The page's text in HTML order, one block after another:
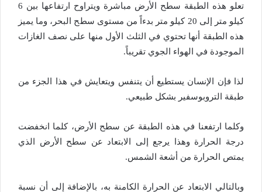
تعلو هذه الطبقة سطح الأرض مباشرة ويتراوح ارتفاعها بين 6
كيلو متر إلى 20 كيلو متر بدءاً من مستوى سطح البحر، وما يميز
هذه الطبقة أنها تحتوي في الثلث الأول منها على نصف الغازات
الموجودة في الهواء الجوي تقريباً.
لذا فإن الإنسان يستطيع أن يتنفس ويتعايش في هذا الجزء من
طبقة التروبوسفير بشكل طبيعي.
وكلما ارتفعنا في هذه الطبقة عن سطح الأرض، كلما انخفضت
درجة الحرارة وهذا يرجع إلى الابتعاد عن سطح الأرض الذي
يمتص الحرارة من أشعة الشمس.
وبالتالي الابتعاد عن الحرارة الكامنة به، بالإضافة إلى أن نسبة